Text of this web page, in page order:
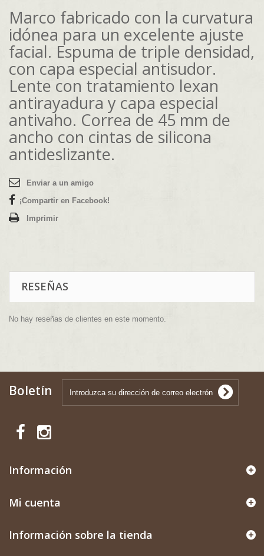
Marco fabricado con la curvatura
idónea para un excelente ajuste
facial. Espuma de triple densidad,
con capa especial antisudor.
Lente con tratamiento lexan
antirayadura y capa especial
antivaho. Correa de 45 mm de
ancho con cintas de silicona
antideslizante.
Enviar a un amigo
¡Compartir en Facebook!
Imprimir
RESEÑAS
No hay reseñas de clientes en este momento.
Boletín
Información
Mi cuenta
Información sobre la tienda